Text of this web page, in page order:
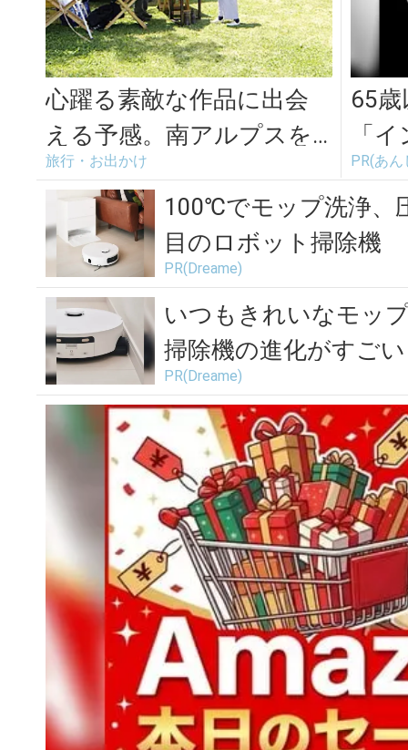
心躍る素敵な作品に出会
える予感。南アルプスを
望む公園で開催される
「クラフトフェア...
旅行・お出かけ
65
「
用か
治療
PR(あ
100℃でモップ洗浄、
目のロボット掃除機
PR(Dreame)
いつもきれいなモッ
掃除機の進化がすご
PR(Dreame)